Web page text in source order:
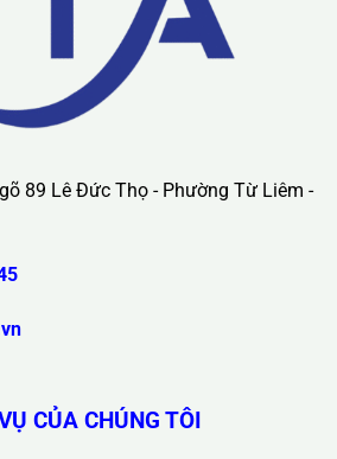
89 Lê Đức Thọ - Phường Từ Liêm -
CỦA CHÚNG TÔI